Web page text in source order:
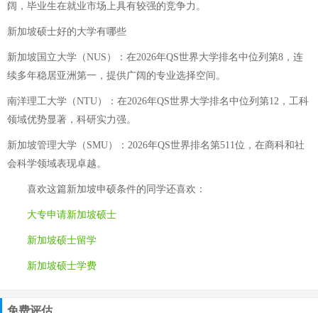
阔，毕业生在就业市场上具有较强的竞争力。
新加坡硕士好的大学有哪些
新加坡国立大学（NUS）：在2026年QS世界大学排名中位列第8，连
续多年稳居亚洲第一，提供广阔的专业选择空间。
南洋理工大学（NTU）：在2026年QS世界大学排名中位列第12，工科
领域优势显著，科研实力强。
新加坡管理大学（SMU）：2026年QS世界排名第511位，在商科和社
会科学领域表现卓越。
喜欢这篇新加坡申硕条件的同学还喜欢：
大专申请新加坡硕士
新加坡硕士留学
新加坡硕士学费